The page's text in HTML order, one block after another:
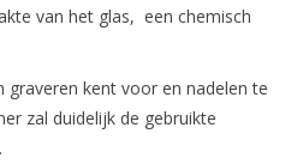
van het glas, een chemisch
graveren kent voor en nadelen te
zal duidelijk de gebruikte